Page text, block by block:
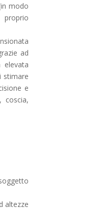
modo
ad
elevata
stimare
e
coscia,
altezze